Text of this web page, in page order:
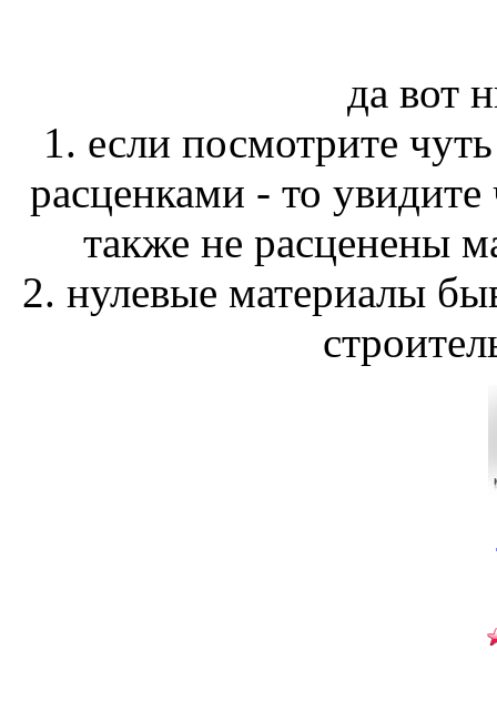
да вот
1. если посмотрите
расценками - то
также не расценены
2. нулевые материалы